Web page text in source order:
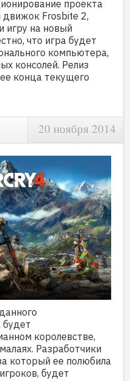
проекта
движок Frosbite 2,
игру на новый
что игра будет
компьютера,
консолей. Релиз
конца текущего
20 ноября 2014
будет
королевстве,
Разработчики
который ее полюбила
будет